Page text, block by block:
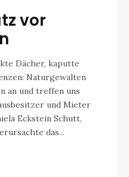
vor
Dächer, kaputte
Naturgewalten
an und treffen uns
und Mieter
das...